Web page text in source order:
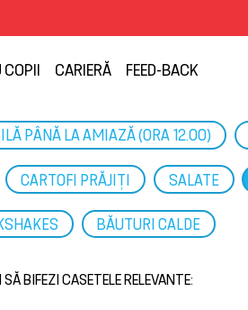
COPII CARIERĂ FEED-BACK
PÂNĂ LA AMIAZĂ (ORA 12.00)
CARTOFI PRĂJIȚI SALATE
BĂUTURI CALDE
BIFEZI CASETELE RELEVANTE: